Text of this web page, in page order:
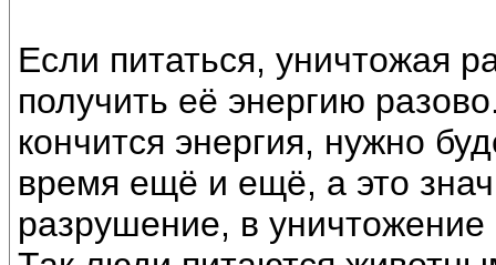
Если питаться, уничтожая
получить её энергию
кончится энергия, нужно
время ещё и ещё, а это
разрушение, в уничтожение